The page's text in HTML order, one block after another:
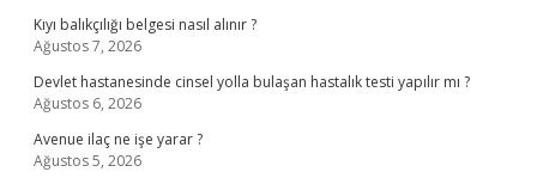
Kıyı balıkçılığı belgesi nasıl alınır ?
Ağustos 7, 2026
Devlet hastanesinde cinsel yolla bulaşan hastalık testi yapılır mı ?
Ağustos 6, 2026
Avenue ilaç ne işe yarar ?
Ağustos 5, 2026